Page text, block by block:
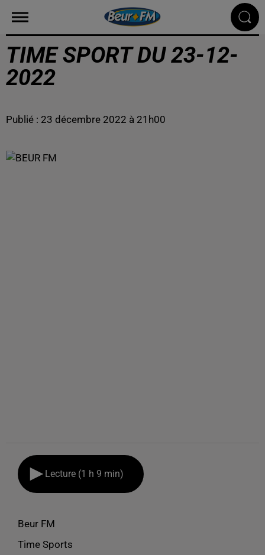
TIME SPORT DU 23-12-
2022
Publié : 23 décembre 2022 à 21h00
Lecture (1 h 9 min)
Beur FM
Time Sports